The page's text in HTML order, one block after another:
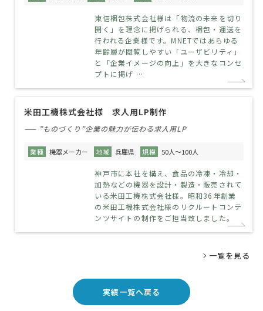
東信梱包株式会社様は「物流の未来を切り
開く」を理念に掲げられる、梱包・運送を
行われる企業様です。MNETではあらゆる
年齢層が閲覧しやすい「ユーザビリティ」
と「企業イメージの向上」を大きなコンセ
プトに掲げ …
米田工機株式会社様 求人用LP制作
—— ”ものづくり”企業の魅力が伝わる求人用LP
業種 機器メーカー 地域 兵庫県 規模 50人～100人
神戸市に本社を構え、食品の冷凍・冷却・
加熱などの機器を設計・製造・販売されて
いる米田工機株式会社様。昭和36年創業
の米田工機株式会社様のリクルートコンテ
ンツサイトの制作をご担当致しました。
一覧を見る
実績一覧へ戻る